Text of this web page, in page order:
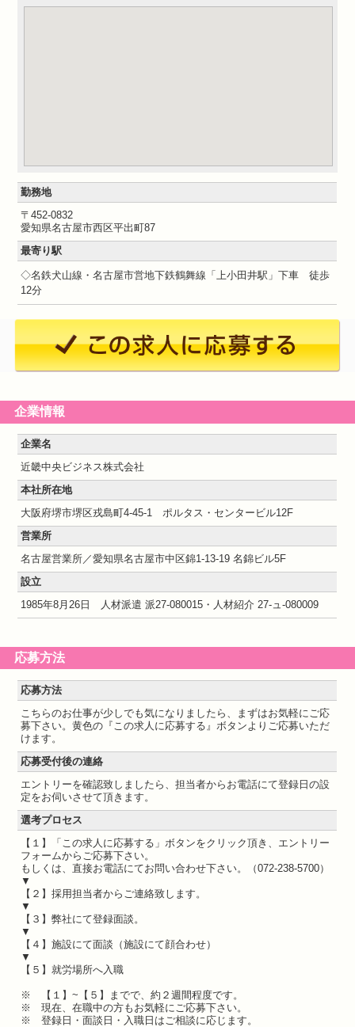
勤務地
〒452-0832
愛知県名古屋市西区平出町87
最寄り駅
◇名鉄犬山線・名古屋市営地下鉄鶴舞線「上小田井駅」下車 徒歩
12分
企業情報
企業名
近畿中央ビジネス株式会社
本社所在地
大阪府堺市堺区戎島町4-45-1 ポルタス・センタービル12F
営業所
名古屋営業所／愛知県名古屋市中区錦1-13-19 名錦ビル5F
設立
1985年8月26日 人材派遣 派27-080015・人材紹介 27-ュ-080009
応募方法
応募方法
こちらのお仕事が少しでも気になりましたら、まずはお気軽にご応
募下さい。黄色の『この求人に応募する』ボタンよりご応募いただ
けます。
応募受付後の連絡
エントリーを確認致しましたら、担当者からお電話にて登録日の設
定をお伺いさせて頂きます。
選考プロセス
【１】「この求人に応募する」ボタンをクリック頂き、エントリー
フォームからご応募下さい。
もしくは、直接お電話にてお問い合わせ下さい。（072-238-5700）
▼
【２】採用担当者からご連絡致します。
▼
【３】弊社にて登録面談。
▼
【４】施設にて面談（施設にて顔合わせ）
▼
【５】就労場所へ入職
※ 【１】~【５】までで、約２週間程度です。
※ 現在、在職中の方もお気軽にご応募下さい。
※ 登録日・面談日・入職日はご相談に応じます。